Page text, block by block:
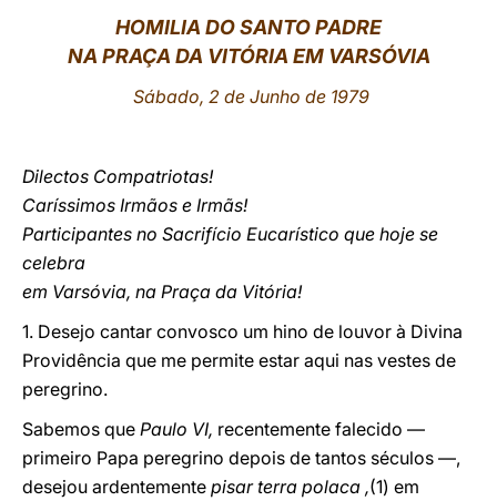
HOMILIA DO SANTO PADRE
NA PRAÇA DA VITÓRIA EM VARSÓVIA
Sábado, 2 de Junho de 1979
Dilectos Compatriotas!
Caríssimos Irmãos e Irmãs!
Participantes no Sacrifício Eucarístico que hoje se
celebra
em Varsóvia, na Praça da Vitória!
1. Desejo cantar convosco um hino de louvor à Divina
Providência que me permite estar aqui nas vestes de
peregrino.
Sabemos que Paulo VI, recentemente falecido —
primeiro Papa peregrino depois de tantos séculos —,
desejou ardentemente pisar terra polaca ,(1) em